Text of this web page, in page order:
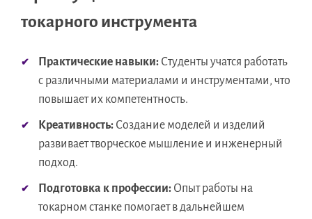
токарного инструмента
Практические навыки: Студенты учатся работать
с различными материалами и инструментами, что
повышает их компетентность.
Креативность: Создание моделей и изделий
развивает творческое мышление и инженерный
подход.
Подготовка к профессии: Опыт работы на
токарном станке помогает в дальнейшем